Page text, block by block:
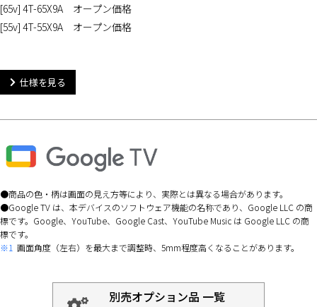
[65v] 4T-65X9A オープン価格
[55v] 4T-55X9A オープン価格
仕様を見る
商品の色・柄は画面の見え方等により、実際とは異なる場合があります。
Google TV は、本デバイスのソフトウェア機能の名称であり、Google LLC の商
標です。Google、YouTube、Google Cast、YouTube Music は Google LLC の商
標です。
※1 画面角度（左右）を最大まで調整時、5mm程度高くなることがあります。
別売オプション品 一覧